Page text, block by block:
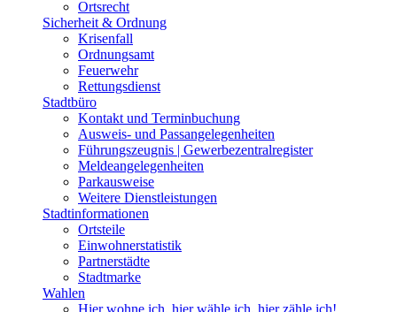
Ortsrecht
Sicherheit & Ordnung
Krisenfall
Ordnungsamt
Feuerwehr
Rettungsdienst
Stadtbüro
Kontakt und Terminbuchung
Ausweis- und Passangelegenheiten
Führungszeugnis | Gewerbezentralregister
Meldeangelegenheiten
Parkausweise
Weitere Dienstleistungen
Stadtinformationen
Ortsteile
Einwohnerstatistik
Partnerstädte
Stadtmarke
Wahlen
Hier wohne ich, hier wähle ich, hier zähle ich!